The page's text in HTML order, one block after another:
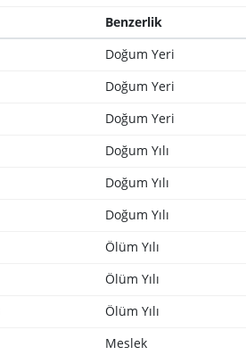
Benzerlik
Doğum Yeri
Doğum Yeri
Doğum Yeri
Doğum Yılı
Doğum Yılı
Doğum Yılı
Ölüm Yılı
Ölüm Yılı
Ölüm Yılı
Meslek